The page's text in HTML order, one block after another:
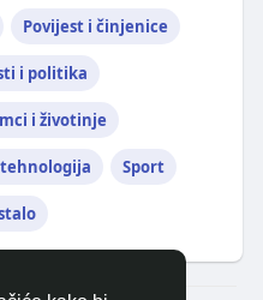
Povijest i činjenice
i politika
i životinje
Sport